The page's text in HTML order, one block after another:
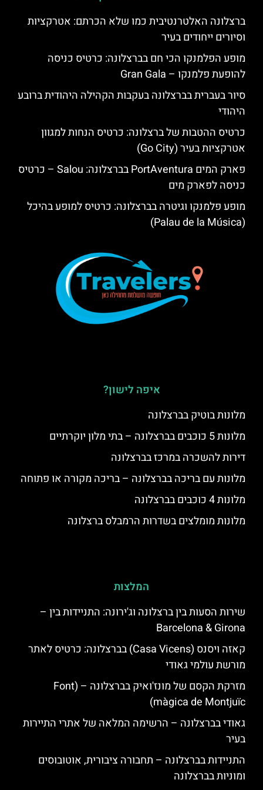
ברצלונה האלטרנטיבית כמו שלא הכרתם: אטרקציות
וסיורים ייחודים בעיר
מופע הפלמנקו הכי חם בברצלונה: כרטיס כניסה
להופעת פלמנקו – Gran Gala
סיור בעברית בברצלונה בעקבות הקהילה היהודית ברובע
היהודי
כרטיס ההטבות של ברצלונה: כרטיס הנחות למגוון
אטרקציות בעיר (Go City)
פארק המים PortAventura בברצלונה: Salou – כרטיס
כניסה לפארק מים
מופע פלמנקו וגיטרה בברצלונה: כרטיס למופע בהיכל
(Palau de la Música)
איפה לישון?
מלונות בוטיק בברצלונה
מלונות 5 כוכבים בברצלונה – בתי מלון יוקרתיים
דירות להשכרה במרכז בברצלונה
מלונות עם בריכה בברצלונה – בריכה מקורה או פתוחה
מלונות 4 כוכבים בברצלונה
מלונות מומלצים בשדרות הרמבלס ברצלונה
המלצות
שירות הסעות בין ברצלונה וג'ירונה: התניידות בין –
Barcelona & Girona
קאזה ויסנס (Casa Vicens) בברצלונה: כרטיס לאתר
מורשת עולמי גאודי
מזרקת הקסם של מונז'ואיק בברצלונה – (Font
màgica de Montjuïc)
גאודי בברצלונה – הרשימה המלאה של אתרי התיירות
בעיר
התניידות בברצלונה – תחבורה ציבורית, אוטובוסים
ומוניות בברצלונה